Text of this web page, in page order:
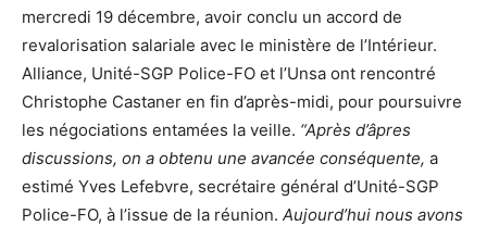
mercredi 19 décembre, avoir conclu un accord de
revalorisation salariale avec le ministère de l’Intérieur.
Alliance, Unité-SGP Police-FO et l’Unsa ont rencontré
Christophe Castaner en fin d’après-midi, pour poursuivre
les négociations entamées la veille. “Après d’âpres
discussions, on a obtenu une avancée conséquente, a
estimé Yves Lefebvre, secrétaire général d’Unité-SGP
Police-FO, à l’issue de la réunion. Aujourd’hui nous avons